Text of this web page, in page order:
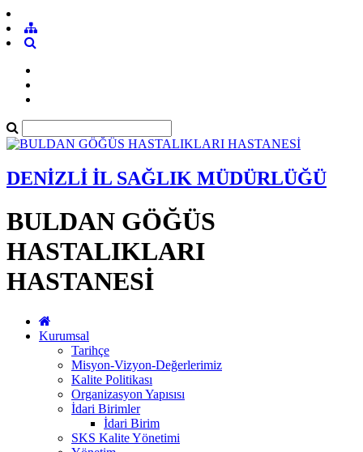
DENİZLİ İL SAĞLIK MÜDÜRLÜĞÜ
BULDAN GÖĞÜS
HASTALIKLARI
HASTANESİ
Kurumsal
Tarihçe
Misyon-Vizyon-Değerlerimiz
Kalite Politikası
Organizasyon Yapısısı
İdari Birimler
İdari Birim
SKS Kalite Yönetimi